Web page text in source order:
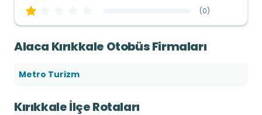
(0)
Alaca Kırıkkale Otobüs Firmaları
Metro Turizm
Kırıkkale İlçe Rotaları